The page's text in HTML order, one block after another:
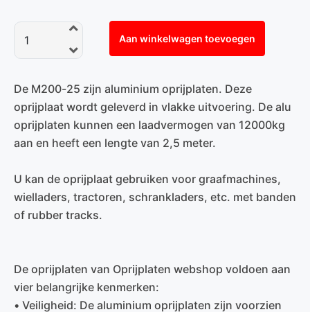
Aan winkelwagen toevoegen
De M200-25 zijn aluminium oprijplaten. Deze
oprijplaat wordt geleverd in vlakke uitvoering. De alu
oprijplaten kunnen een laadvermogen van 12000kg
aan en heeft een lengte van 2,5 meter.
U kan de oprijplaat gebruiken voor graafmachines,
wielladers, tractoren, schrankladers, etc. met banden
of rubber tracks.
De oprijplaten van Oprijplaten webshop voldoen aan
vier belangrijke kenmerken:
• Veiligheid: De aluminium oprijplaten zijn voorzien